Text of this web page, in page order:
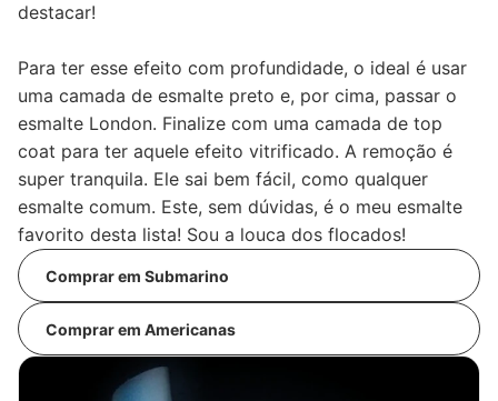
destacar!
Para ter esse efeito com profundidade, o ideal é usar
uma camada de esmalte preto e, por cima, passar o
esmalte London. Finalize com uma camada de top
coat para ter aquele efeito vitrificado. A remoção é
super tranquila. Ele sai bem fácil, como qualquer
esmalte comum. Este, sem dúvidas, é o meu esmalte
favorito desta lista! Sou a louca dos flocados!
Comprar em Submarino
Comprar em Americanas